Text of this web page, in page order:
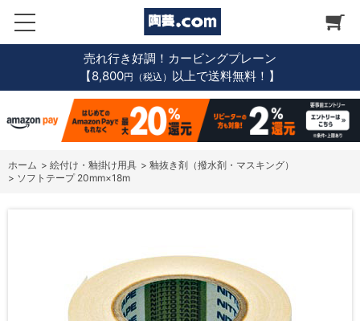
売れ行き好調！カービングプレーン
【8,800円（税込） 以上で送料無料！】
ホーム > 絵付け・釉掛け用具 > 釉抜き剤（撥水剤・マスキング）
> ソフトテープ 20mm×18m